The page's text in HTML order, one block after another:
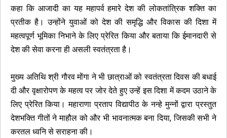
कहा कि आजादी का यह महापर्व हमारे देश की लोकतांत्रिक शक्ति का
प्रतीक है। उन्होंने युवाओं को देश की समृद्धि और विकास की दिशा में
महत्वपूर्ण भूमिका निभाने के लिए प्रेरित किया और बताया कि ईमानदारी से
देश की सेवा करना ही असली स्वतंत्रता है।
मुख्य अतिथि श्री गौरव मोंगा ने भी छात्राओं को स्वतंत्रता दिवस की बधाई
दी और वृक्षारोपण के महत्व पर जोर देते हुए उन्हें इस दिशा में कदम उठाने के
लिए प्रेरित किया। महाराणा प्रताप विद्यापीठ के नन्हे मुन्नों द्वारा प्रस्तुत
देशभक्ति गीतों ने माहौल को और भी भावनात्मक बना दिया, जिसकी सभी ने
करतल ध्वनि से सराहना की।